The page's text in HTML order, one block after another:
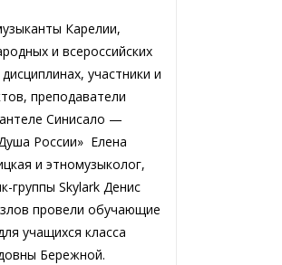
Карелии,
и всероссийских
участники и
преподаватели
Синисало —
России» Елена
и этномузыколог,
группы Skylark Денис
провели обучающие
учащихся класса
Бережной.